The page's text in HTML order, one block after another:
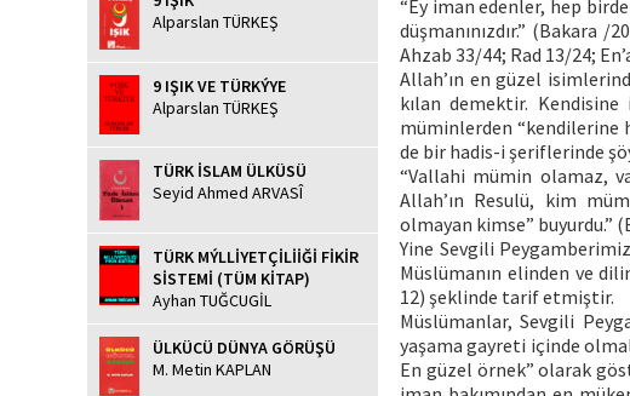
Alparslan TÜRKEŞ
9 IŞIK VE TÜRKÝYE
Alparslan TÜRKEŞ
TÜRK İSLAM ÜLKÜSÜ
Seyid Ahmed ARVASÎ
TÜRK MÝLLİYETÇİLİİĞİ FİKİR
SİSTEMİ (TÜM KİTAP)
Ayhan TUĞCUGİL
ÜLKÜCÜ DÜNYA GÖRÜŞÜ
M. Metin KAPLAN
“Ey iman edenler, hep
düşmanınızdır.” (Bakara /
Ahzab 33/44; Rad 13/24;
Allah’ın en güzel
kılan demektir.
müminlerden “kendilerine
de bir hadis-i şeriflerinde
“Vallahi mümin olamaz,
Allah’ın Resulü, kim
olmayan kimse” buyurdu.”
Yine Sevgili
Müslümanın elinden ve
12) şeklinde tarif etmiştir.
Müslümanlar, Sevgili
yaşama gayreti içinde
En güzel örnek” olarak